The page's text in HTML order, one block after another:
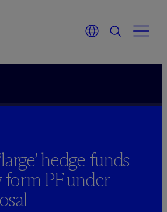
hedge funds
PF under